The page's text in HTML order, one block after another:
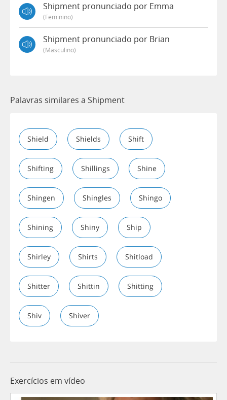
Shipment pronunciado por Emma
(feminino)
Shipment pronunciado por Brian
(masculino)
Palavras similares a Shipment
Shield Shields Shift
Shifting Shillings Shine
Shingen Shingles Shingo
Shining Shiny Ship
Shirley Shirts Shitload
Shitter Shittin Shitting
Shiv Shiver
Exercícios em vídeo